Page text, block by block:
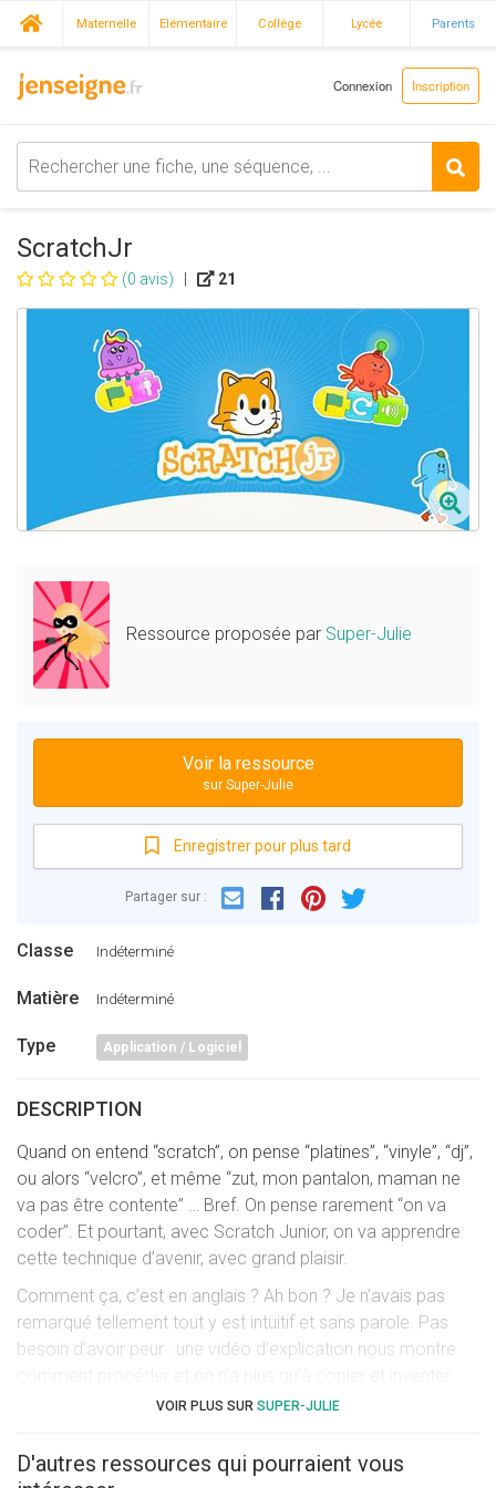
Maternelle Elémentaire Collège Lycée Parents
Connexion Inscription
ScratchJr
(0 avis) 21
Classe Indéterminé
Matière Indéterminé
Type Application / Logiciel
Voir la ressource
sur Super-Julie
Enregistrer pour plus tard
Partager sur : EmailFacebook
Pinterest
Ressource proposée par Super-Julie
DESCRIPTION
Quand on entend “scratch”, on pense “platines”, “vinyle”, “dj”,
ou alors “velcro”, et même “zut, mon pantalon, maman ne
va pas être contente” … Bref. On pense rarement “on va
coder”. Et pourtant, avec Scratch Junior, on va apprendre
cette technique d’avenir, avec grand plaisir.
Comment ça, c’est en anglais ? Ah bon ? Je n’avais pas
remarqué tellement tout y est intuitif et sans parole. Pas
besoin d’avoir peur : une vidéo d’explication nous montre
personnages souhaités. Et là, c’est vraiment à nous de
VOIR PLUS SUR SUPER-JULIE
D'autres ressources qui pourraient vous